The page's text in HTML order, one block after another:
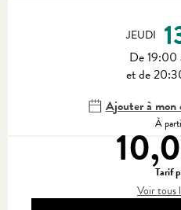
JEUDI
De
et de
Ajouter à mon
À
Tarif
Voir tous